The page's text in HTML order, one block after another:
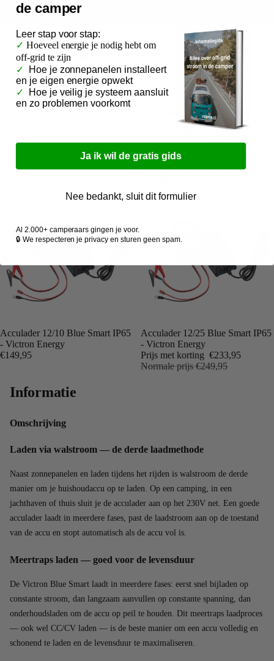
Acculaders
Victron Blue Smart acculaders voor
camper, boot en caravan — AGM en
lithium
De Victron Blue Smart IP65 acculaders laden je huishoudaccu op
via 230V walstroom — spatwaterdicht, met instelbare
laadprogramma zorgt voor een volledige en correcte lading
zonder de accu te belasten — en via de VictronConnect app heb
je altijd inzicht in de laadstatus. Zo staat je accu er altijd goed
Acculader 12/10 Blue Smart IP65
- Victron Energy
€149,95
Aanbieding
Acculader 12/25 Blue Smart IP65
- Victron Energy
Prijs met korting €233,95
Normale prijs€249,95
Informatie
Omschrijving
Laden via walstroom — de derde laadmethode
Naast zonnepanelen en laden tijdens het rijden is walstroom de derde
manier om je huishoudaccu op te laden. Op een camping, in een
jachthaven of thuis sluit je de acculader aan op het 230V net. Een goede
acculader laadt in meerdere fases, past de laadstroom aan op de toestand
van de accu en stopt automatisch als de accu vol is.
Meertraps laden — goed voor de levensduur
De Victron Blue Smart laadt in meerdere fases: eerst snel bijladen op
constante stroom, dan langzaam aanvullen op constante spanning, dan
onderhoudsladen om de accu op peil te houden. Dit meertraps laadproces
— ook wel CC/CV laden — is de beste manier om een accu volledig en
schonend te laden en de levensduur te maximaliseren.
de camper
Leer stap voor stap:
✓ Hoeveel energie je nodig hebt om
off-grid te zijn
✓
Hoe je zonnepanelen installeert
en je eigen energie opwekt
✓
Hoe je veilig je systeem aansluit
en zo problemen voorkomt
Ja ik wil de gratis gids
Nee bedankt, sluit dit formulier
Al 2.000+ camperaars gingen je voor.
🔒 We respecteren je privacy en sturen geen spam.